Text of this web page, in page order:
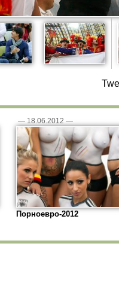
— 18.06.2012 —
Порноевро-2012